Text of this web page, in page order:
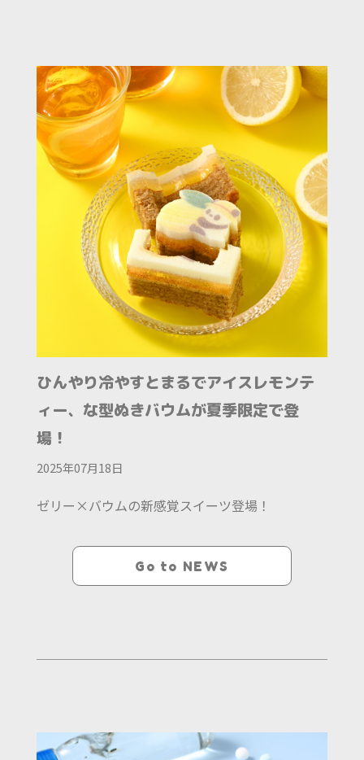
ひんやり冷やすとまるでアイスレモンテ
ィー、な型ぬきバウムが夏季限定で登
場！
2025年07月18日
ゼリー×バウムの新感覚スイーツ登場！
Go to NEWS